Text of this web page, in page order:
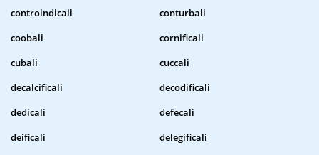
controindicali
conturbali
coobali
cornificali
cubali
cuccali
decalcificali
decodificali
dedicali
defecali
deificali
delegificali